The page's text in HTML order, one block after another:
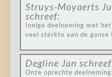
Struys-Moyaerts
schreef:
Innige deelneming met
veel sterkte aan de ganse
Degline Jan
Onze oprechte